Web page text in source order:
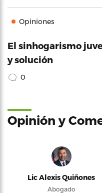
Opiniones
El sinhogarismo
y solución
0
Opinión y
Lic Alexis Quiñones
Abogado